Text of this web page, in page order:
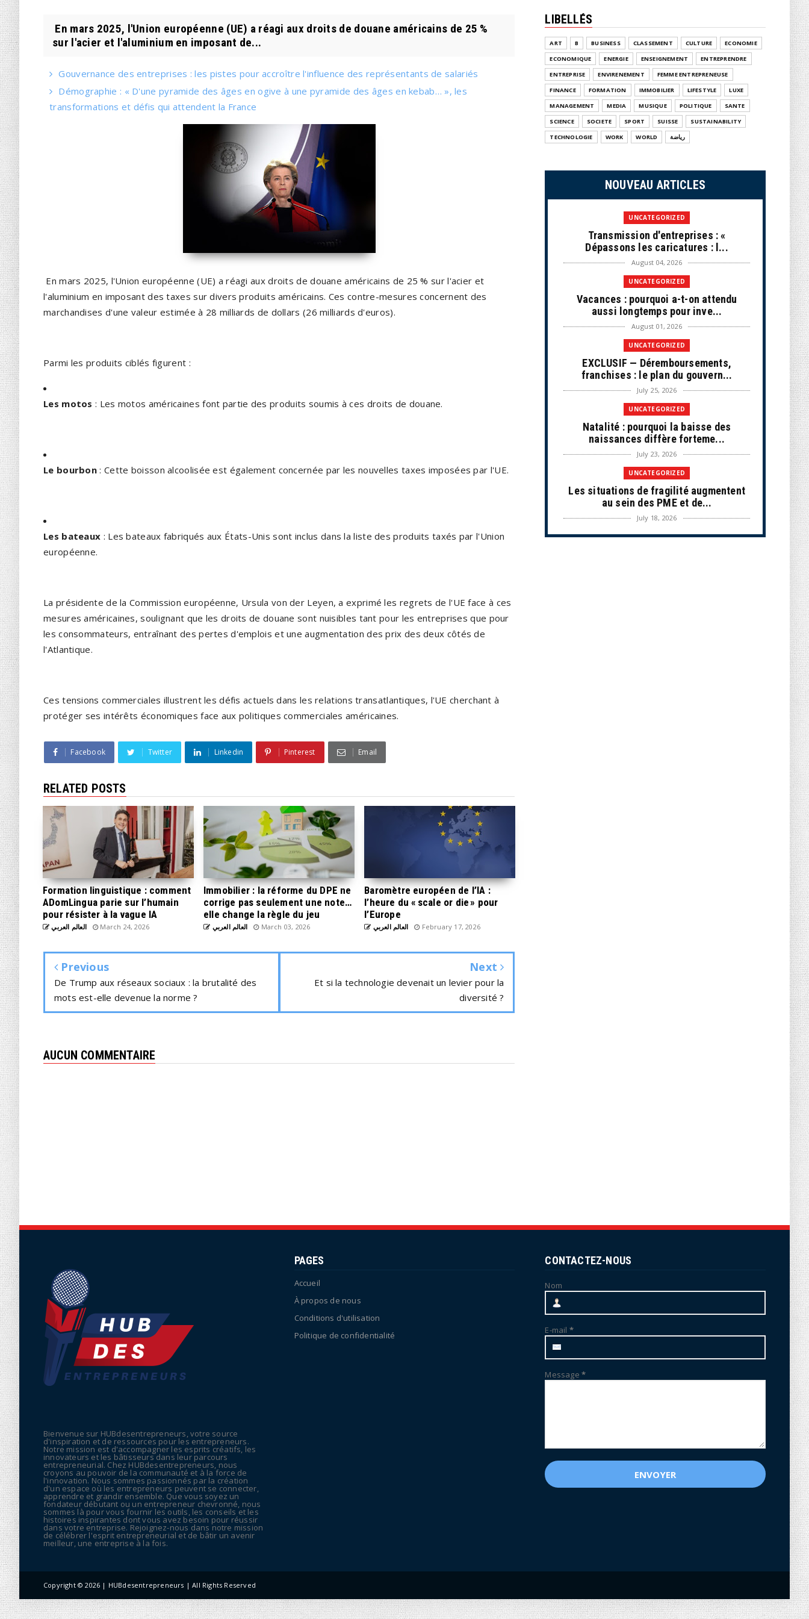
En mars 2025, l'Union européenne (UE) a réagi aux droits de douane américains de 25 %
sur l'acier et l'aluminium en imposant de...
Gouvernance des entreprises : les pistes pour accroître l'influence des représentants de salariés
Démographie : « D'une pyramide des âges en ogive à une pyramide des âges en kebab… », les
transformations et défis qui attendent la France
En mars 2025, l'Union européenne (UE) a réagi aux droits de douane américains de 25 % sur l'acier et
l'aluminium en imposant des taxes sur divers produits américains. Ces contre-mesures concernent des
marchandises d'une valeur estimée à 28 milliards de dollars (26 milliards d'euros).
Parmi les produits ciblés figurent :
Les motos : Les motos américaines font partie des produits soumis à ces droits de douane.
Le bourbon : Cette boisson alcoolisée est également concernée par les nouvelles taxes imposées par l'UE.
Les bateaux : Les bateaux fabriqués aux États-Unis sont inclus dans la liste des produits taxés par l'Union
européenne.
La présidente de la Commission européenne, Ursula von der Leyen, a exprimé les regrets de l'UE face à ces
mesures américaines, soulignant que les droits de douane sont nuisibles tant pour les entreprises que pour
les consommateurs, entraînant des pertes d'emplois et une augmentation des prix des deux côtés de
l'Atlantique.
Ces tensions commerciales illustrent les défis actuels dans les relations transatlantiques, l'UE cherchant à
protéger ses intérêts économiques face aux politiques commerciales américaines.
Facebook Twitter Linkedin Pinterest Email
RELATED POSTS
Formation linguistique : comment
ADomLingua parie sur l’humain
pour résister à la vague IA
العالم العربي March 24, 2026
Immobilier : la réforme du DPE ne
corrige pas seulement une note…
elle change la règle du jeu
العالم العربي March 03, 2026
Baromètre européen de l’IA :
l’heure du « scale or die » pour
l’Europe
العالم العربي February 17, 2026
Previous
De Trump aux réseaux sociaux : la brutalité des
mots est-elle devenue la norme ?
Next
Et si la technologie devenait un levier pour la
diversité ?
AUCUN COMMENTAIRE
LIBELLÉS
ART B BUSINESS CLASSEMENT CULTURE
ECONOMIE
ECONOMIQUE
ENERGIE ENSEIGNEMENT
ENTREPRENDRE
ENTREPRISE
ENVIRENEMENT
FEMME ENTREPRENEUSE
FINANCE
FORMATION IMMOBILIER LIFESTYLE
LUXE
MANAGEMENT
MEDIA MUSIQUE POLITIQUE
SANTE
SCIENCE
SOCIETE SPORT SUISSE
SUSTAINABILITY
TECHNOLOGIE
WORK WORLD رياضة
NOUVEAU ARTICLES
UNCATEGORIZED
Transmission d'entreprises : «
Dépassons les caricatures : l...
August 04, 2026
UNCATEGORIZED
Vacances : pourquoi a-t-on attendu
aussi longtemps pour inve...
August 01, 2026
UNCATEGORIZED
EXCLUSIF — Déremboursements,
franchises : le plan du gouvern...
July 25, 2026
UNCATEGORIZED
Natalité : pourquoi la baisse des
naissances diffère forteme...
July 23, 2026
UNCATEGORIZED
Les situations de fragilité augmentent
au sein des PME et de...
July 18, 2026
ECONOMIE
Bienvenue sur HUBdesentrepreneurs, votre source
d'inspiration et de ressources pour les entrepreneurs.
Notre mission est d'accompagner les esprits créatifs, les
innovateurs et les bâtisseurs dans leur parcours
entrepreneurial. Chez HUBdesentrepreneurs, nous
croyons au pouvoir de la communauté et à la force de
l'innovation. Nous sommes passionnés par la création
d'un espace où les entrepreneurs peuvent se connecter,
apprendre et grandir ensemble. Que vous soyez un
fondateur débutant ou un entrepreneur chevronné, nous
sommes là pour vous fournir les outils, les conseils et les
histoires inspirantes dont vous avez besoin pour réussir
dans votre entreprise. Rejoignez-nous dans notre mission
de célébrer l'esprit entrepreneurial et de bâtir un avenir
meilleur, une entreprise à la fois.
PAGES
Accueil
À propos de nous
Conditions d'utilisation
Politique de confidentialité
CONTACTEZ-NOUS
Nom
E-mail *
Message *
Copyright ©2026 | HUBdesentrepreneurs | All Rights Reserved